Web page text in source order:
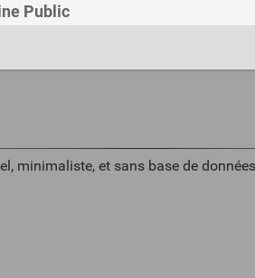
Public
minimaliste, et sans base de